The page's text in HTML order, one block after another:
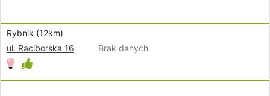
Rybnik (12km)
ul. Raciborska 16
Brak danych